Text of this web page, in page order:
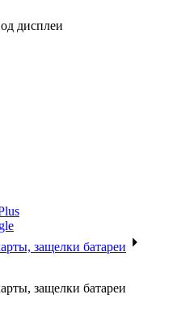
дисплеи
защелки батареи
защелки батареи